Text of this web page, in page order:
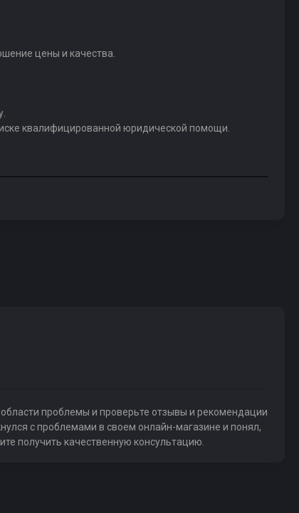
цены и качества.
квалифицированной юридической помощи.
проблемы и проверьте отзывы и рекомендации
с проблемами в своем онлайн-магазине и понял,
получить качественную консультацию.